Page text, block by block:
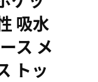
吸水
ス メ
トッ